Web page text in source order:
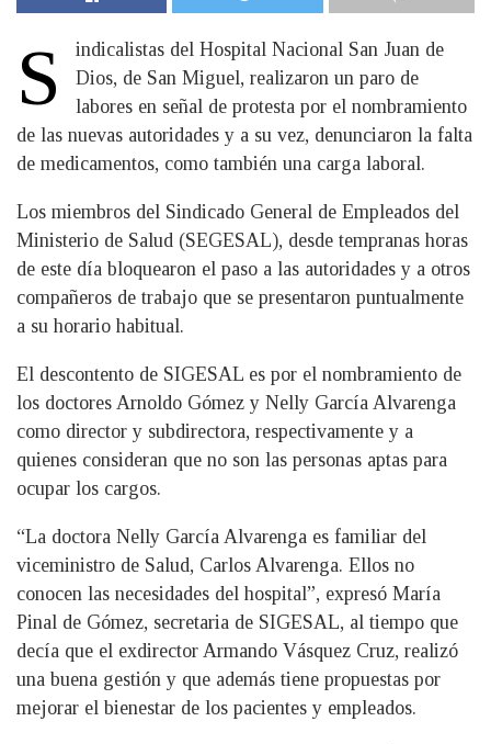
S
indicalistas del Hospital Nacional San Juan de
Dios, de San Miguel, realizaron un paro de
labores en señal de protesta por el nombramiento
de las nuevas autoridades y a su vez, denunciaron la falta
de medicamentos, como también una carga laboral.
Los miembros del Sindicado General de Empleados del
Ministerio de Salud (SEGESAL), desde tempranas horas
de este día bloquearon el paso a las autoridades y a otros
compañeros de trabajo que se presentaron puntualmente
a su horario habitual.
El descontento de SIGESAL es por el nombramiento de
los doctores Arnoldo Gómez y Nelly García Alvarenga
como director y subdirectora, respectivamente y a
quienes consideran que no son las personas aptas para
ocupar los cargos.
“La doctora Nelly García Alvarenga es familiar del
viceministro de Salud, Carlos Alvarenga. Ellos no
conocen las necesidades del hospital”, expresó María
Pinal de Gómez, secretaria de SIGESAL, al tiempo que
decía que el exdirector Armando Vásquez Cruz, realizó
una buena gestión y que además tiene propuestas por
mejorar el bienestar de los pacientes y empleados.